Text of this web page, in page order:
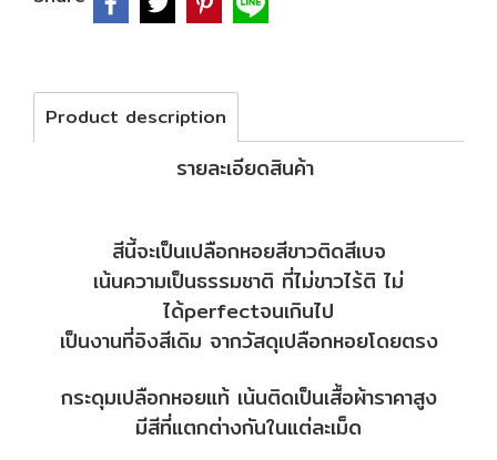
Product description
รายละเอียดสินค้า
สีนี้จะเป็นเปลือกหอยสีขาวติดสีเบจ
เน้นความเป็นธรรมชาติ ที่ไม่ขาวไร้ติ ไม่
ได้perfectจนเกินไป
เป็นงานที่อิงสีเดิม จากวัสดุเปลือกหอยโดยตรง
กระดุมเปลือกหอยแท้ เน้นติดเป็นเสื้อผ้าราคาสูง
มีสีที่แตกต่างกันในแต่ละเม็ด